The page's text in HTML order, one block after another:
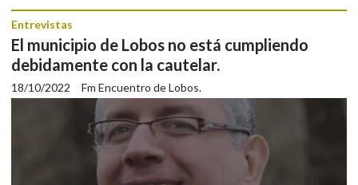
El municipio de Lobos no está cumpliendo
debidamente con la cautelar.
Fm Encuentro de Lobos.
Entrevistas
18/10/2022